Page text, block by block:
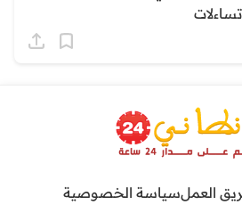
العملسياسة الخصوصية